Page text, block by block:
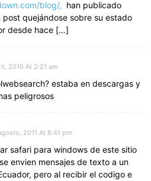
blog/, han publicado
post quejándose sobre su estado
desde hace […]
2010 At 2:21 am
estaba en descargas y
peligrosos
2011 At 8:41 pm
safari para windows de este sitio
envien mensajes de texto a un
pero al recibir el codigo e